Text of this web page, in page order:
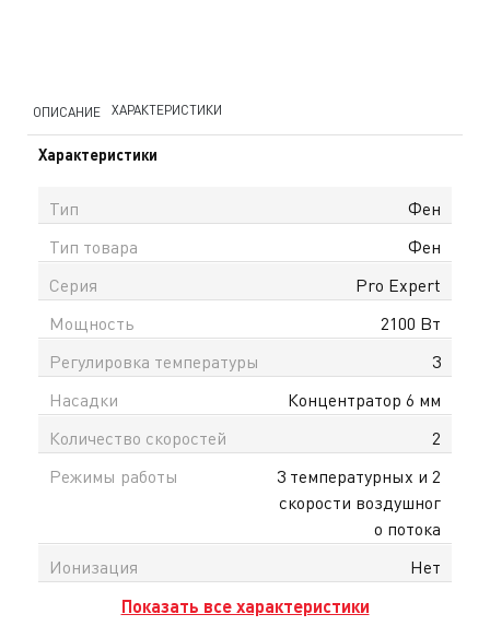
ОПИСАНИЕ ХАРАКТЕРИСТИКИ
Характеристики
Тип
Фен
Тип товара
Фен
Серия
Pro Expert
Мощность
2100 Вт
Регулировка температуры
3
Насадки
Концентратор 6 мм
Количество скоростей
2
Режимы работы
3 температурных и 2
скорости воздушног
о потока
Ионизация
Нет
Показать все характеристики